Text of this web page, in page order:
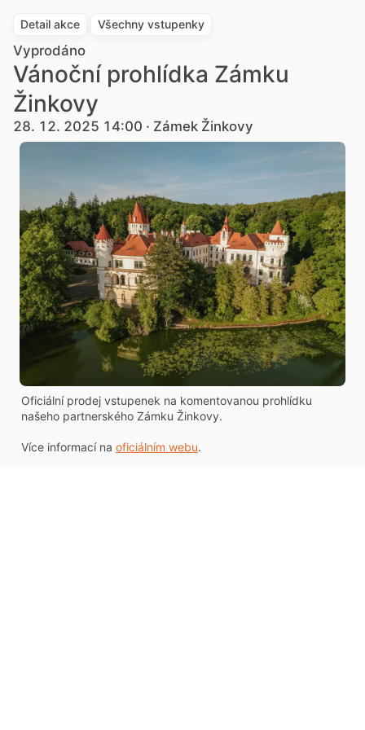
Detail akce Všechny vstupenky
Vyprodáno
Vánoční prohlídka Zámku
Žinkovy
28. 12. 2025 14:00 · Zámek Žinkovy
Oficiální prodej vstupenek na komentovanou prohlídku
našeho partnerského Zámku Žinkovy.
Více informací na oficiálním webu.